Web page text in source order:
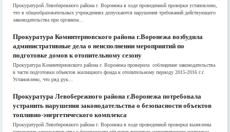
Прокуратурой Левобережного района г. Воронежа в ходе проведенной проверки установлено,
что в общеобразовательных учреждениях допускаются нарушения требований действующего
законодательства при организа...
Прокуратура Коминтерновского района г.Воронежа возбудила
административные дела о неисполнении мероприятий по
подготовке домов к отопительному сезону
Прокуратура Коминтерновского района г. Воронежа проверила соблюдение законодательства
в части подготовки объектов жилищного фонда к отопительному периоду 2015-2016 г.г.
Установлено, что ряд рук...
Прокуратура Левобережного района г.Воронежа потребовала
устранить нарушения законодательства о безопасности объектов
топливно-энергетического комплекса
Прокуратурой Левобережного района г. Воронежа в ходе проведенной проверки выявлены